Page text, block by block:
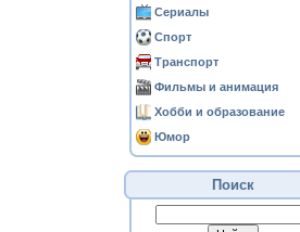
Сериалы
Спорт
Транспорт
Фильмы и анимация
Хобби и образование
Юмор
Поиск